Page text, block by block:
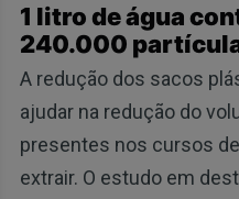
1 litro de água
240.000
A redução dos sacos
ajudar na redução do
presentes nos cursos
extrair. O estudo em